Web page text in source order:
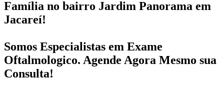
Família no bairro Jardim Panorama em
Jacareí!
Somos Especialistas em Exame
Oftalmologico. Agende Agora Mesmo sua
Consulta!